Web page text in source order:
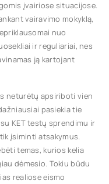
įvairiose situacijose.
vairavimo mokyklą,
nuo
ir reguliariai, nes
ją kartojant
neturėtų apsiriboti vien
pasiekia tie
KET testų sprendimu ir
įsiminti atsakymus.
temas, kurios kelia
dėmesio. Tokiu būdu
realiose eismo